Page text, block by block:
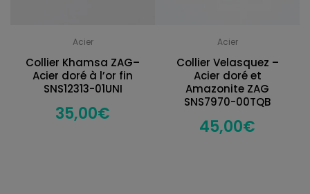
Acier
Collier Khamsa ZAG–
Acier doré à l’or fin
SNS12313-01UNI
35,00€
Acier
Collier Velasquez –
Acier doré et
Amazonite ZAG
SNS7970-00TQB
45,00€